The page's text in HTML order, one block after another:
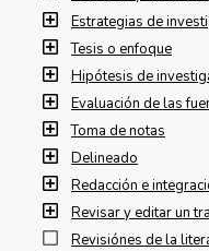
Estrategias de
Tesis o enfoque
Hipótesis de
Evaluación de las
Toma de notas
Delineado
Redacción e
Revisar y editar un
Revisiónes de la